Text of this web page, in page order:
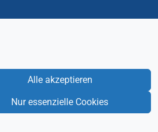
Alle akzeptieren
Nur essenzielle Cookies